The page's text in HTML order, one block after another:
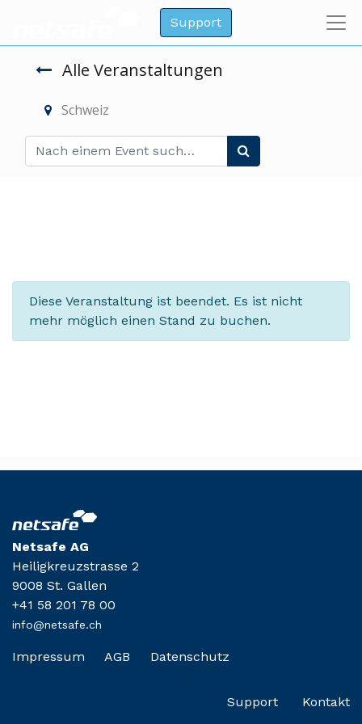
Support
Alle Veranstaltungen
Schweiz
Diese Veranstaltung ist beendet. Es ist nicht
mehr möglich einen Stand zu buchen.
Netsafe AG
Heiligkreuzstrasse 2
9008 St. Gallen
+41 58 201 78 00
info@netsafe.ch
Impressum AGB Datenschutz
Support Kontakt